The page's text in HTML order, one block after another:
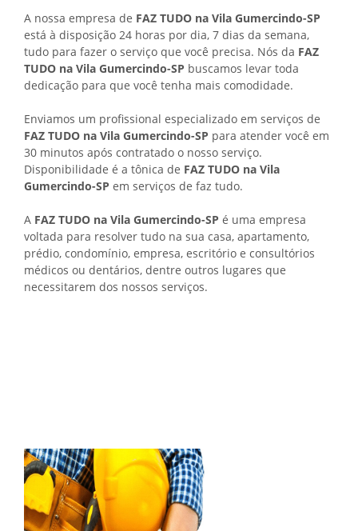
A nossa empresa de FAZ TUDO na Vila Gumercindo-SP
está à disposição 24 horas por dia, 7 dias da semana,
tudo para fazer o serviço que você precisa. Nós da FAZ
TUDO na Vila Gumercindo-SP buscamos levar toda
dedicação para que você tenha mais comodidade.
Enviamos um profissional especializado em serviços de
FAZ TUDO na Vila Gumercindo-SP para atender você em
30 minutos após contratado o nosso serviço.
Disponibilidade é a tônica de FAZ TUDO na Vila
Gumercindo-SP em serviços de faz tudo.
A FAZ TUDO na Vila Gumercindo-SP é uma empresa
voltada para resolver tudo na sua casa, apartamento,
prédio, condomínio, empresa, escritório e consultórios
médicos ou dentários, dentre outros lugares que
necessitarem dos nossos serviços.